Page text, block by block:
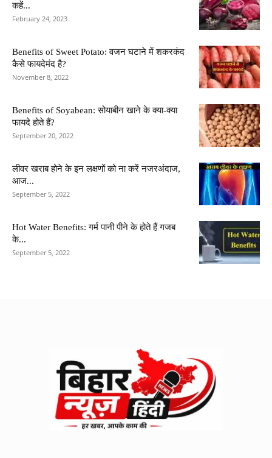
कहें...
February 24, 2023
Benefits of Sweet Potato: वजन घटाने में शकरकंद
कैसे फायदेमंद है?
November 8, 2022
Benefits of Soyabean: सोयाबीन खाने के क्या-क्या
फायदे होते हैं?
September 20, 2022
लीवर खराब होने के इन लक्षणों को ना करें नजरअंदाज,
आज...
September 5, 2022
Hot Water Benefits: गर्म पानी पीने के होते हैं गजब
के...
September 5, 2022